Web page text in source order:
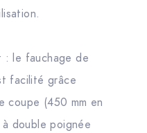
: le fauchage de
facilité grâce
coupe (450 mm en
double poignée